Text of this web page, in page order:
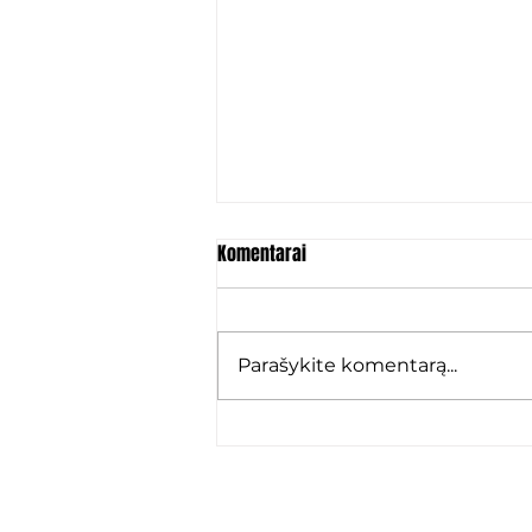
Komentarai
Parašykite komentarą...